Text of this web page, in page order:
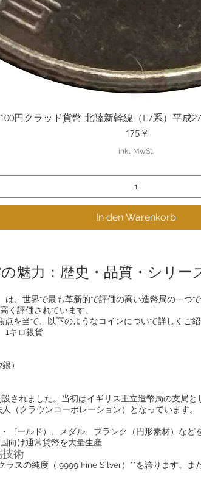
Schnellansicht
円クラッド貨幣 北陸新幹線（E7系）平成
Preis
175 ¥
inkl. MwSt.
In den Warenkorb
魅力：歴史・品質・シリー
、世界で最も革新的で評価の高い造幣局の一つ
く評価されています。
を当て、以下のようなコインについて詳しくご紹
1キロ銀貨
）
されました。当初はイギリス王立造幣局の支局
（クラウンコーポレーション）となっています。
ゴールド）、メダル、ブランク（円形素材）など
向け通常貨幣を大量生産
技術
ラスの純度（.9999 Fine Silver）**を誇ります。